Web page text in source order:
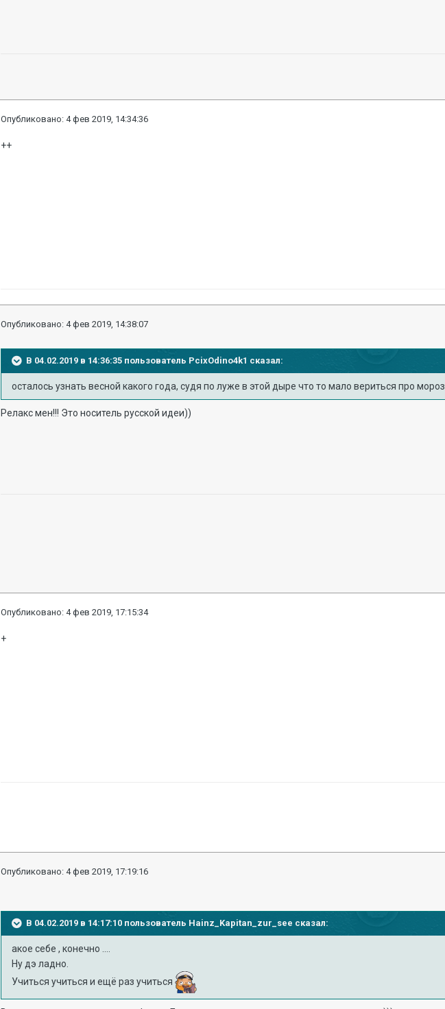
Опубликовано:4 фев 2019, 14:34:36
++
Опубликовано:4 фев 2019, 14:38:07
В 04.02.2019 в 14:36:35 пользователь PcixOdino4k1 сказал:
осталось узнать весной какого года, судя по луже в этой дыре что то мало вериться про мороз
Релакс мен!!! Это носитель русской идеи))
Опубликовано:4 фев 2019, 17:15:34
+
Опубликовано:4 фев 2019, 17:19:16
В 04.02.2019 в 14:17:10 пользователь Hainz_Kapitan_zur_see сказал:
акое себе , конечно ....
Ну дэ ладно.
Учиться учиться и ещё раз учиться